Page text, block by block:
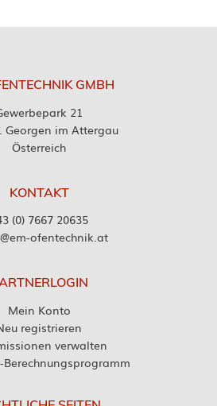
GMBH
21
Georgen im Attergau
Österreich
KONTAKT
(0) 7667 20635
ofentechnik.at
Mein Konto
registrieren
verwalten
Berechnungsprogramm